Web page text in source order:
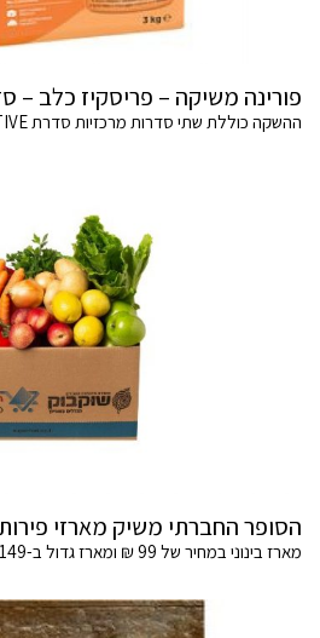
פורינה משיקה – פריסקיז כלב –
ההשקה כוללת שתי סדרות מרכזיות סדרת ACTIVE וסדרת BALANCE
הסופר החברתי משיק מארזי
מארז בינוני במחיר של 99 ₪ ומארז גדול ב-149 ₪.